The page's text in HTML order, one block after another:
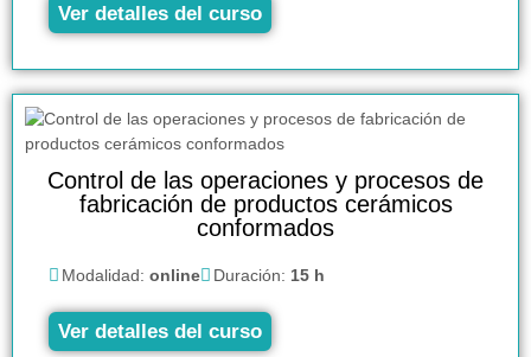
Ver detalles del curso
Control de las operaciones y procesos de
fabricación de productos cerámicos
conformados
Modalidad: online Duración: 15 h
Ver detalles del curso